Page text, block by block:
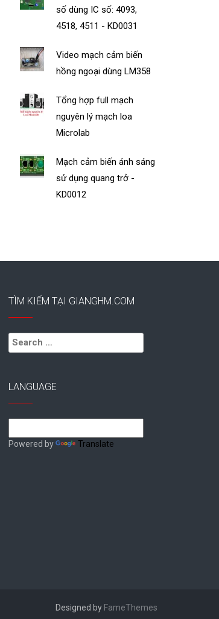
số dùng IC số: 4093,
4518, 4511 - KD0031
Video mạch cảm biến
hồng ngoại dùng LM358
Tổng hợp full mạch
nguyên lý mạch loa
Microlab
Mạch cảm biến ánh sáng
sử dụng quang trở -
KD0012
TÌM KIẾM TẠI GIANGHM.COM
Search
for:
LANGUAGE
Powered by Translate
Designed by FameThemes